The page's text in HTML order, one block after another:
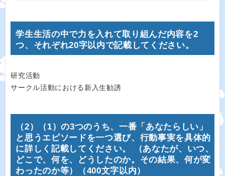
学生生活の中で力を入れて取り組んだ内容を2
つ、それぞれ20字以内で記載してください。
研究活動
サークル活動における新入生勧誘
（2）（1）の3つのうち、一番「あなたらしい」
と思うエピソードを一つ選び、行動事実を具体的
に詳しく記載してください。 （あなたが、いつ、
どこで、何を、どうしたのか。その結果、何が変
わったのか等）（400文字以内）